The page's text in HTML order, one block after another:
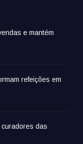
e mantém
refeições em
das